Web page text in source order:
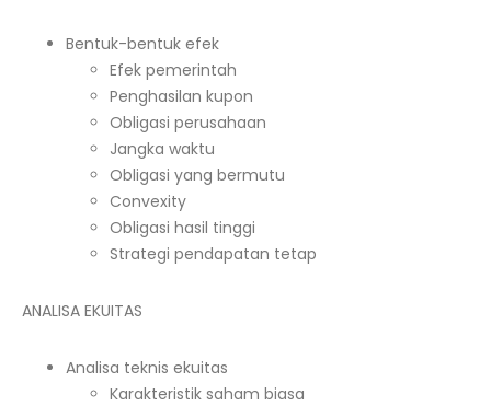
Bentuk-bentuk efek
Efek pemerintah
Penghasilan kupon
Obligasi perusahaan
Jangka waktu
Obligasi yang bermutu
Convexity
Obligasi hasil tinggi
Strategi pendapatan tetap
ANALISA EKUITAS
Analisa teknis ekuitas
Karakteristik saham biasa